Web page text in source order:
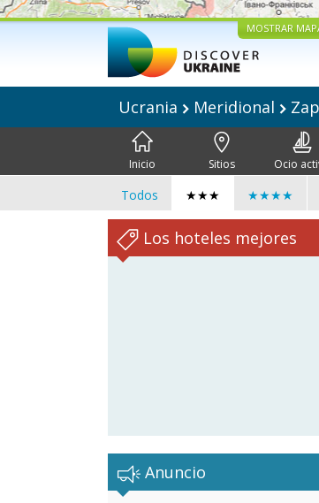
MOSTRAR
Ucrania Meridional
Inicio Sitios Ocio
Todos ★★★ ★★★★
Los hoteles mejores
Anuncio